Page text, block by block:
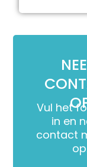
Vul het
in en
contact